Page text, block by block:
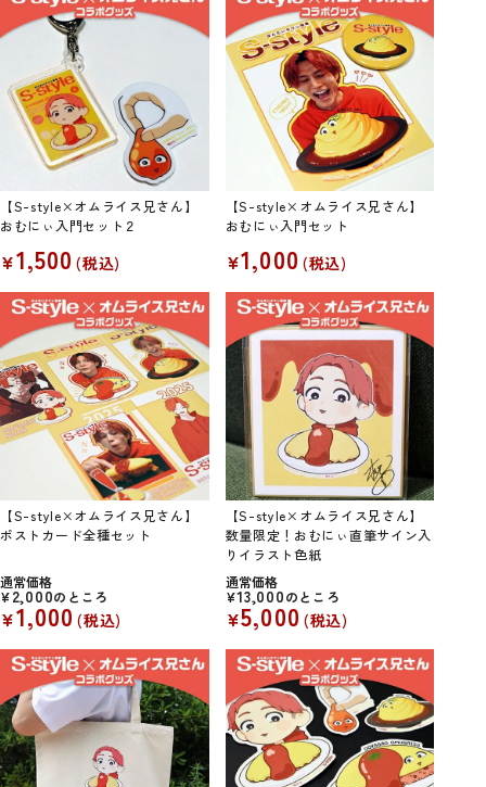
【S-style×オムライス兄さん】
おむにぃ入門セット２
¥1,500 税込
【S-style×オムライス兄さん】
おむにぃ入門セット
¥1,000 税込
【S-style×オムライス兄さん】
ポストカード全種セット
通常価格
¥2,000のところ
¥1,000 税込
【S-style×オムライス兄さん】
数量限定！おむにぃ直筆サイン入
りイラスト色紙
通常価格
¥13,000のところ
¥5,000 税込